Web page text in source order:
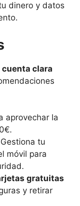
dinero y datos
cuenta clara
aprovechar la
Gestiona tu
móvil para
gratuitas
y retirar